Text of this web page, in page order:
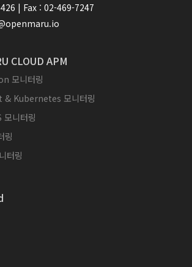
| Fax : 02-469-7247
CLOUD APM
모니터링
Kubernetes 모니터링
모니터링
링
터링